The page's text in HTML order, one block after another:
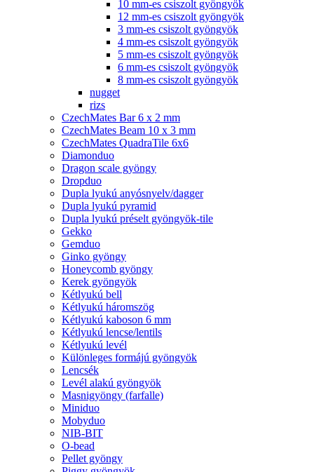
10 mm-es csiszolt gyöngyök
12 mm-es csiszolt gyöngyök
3 mm-es csiszolt gyöngyök
4 mm-es csiszolt gyöngyök
5 mm-es csiszolt gyöngyök
6 mm-es csiszolt gyöngyök
8 mm-es csiszolt gyöngyök
nugget
rizs
CzechMates Bar 6 x 2 mm
CzechMates Beam 10 x 3 mm
CzechMates QuadraTile 6x6
Diamonduo
Dragon scale gyöngy
Dropduo
Dupla lyukú anyósnyelv/dagger
Dupla lyukú pyramid
Dupla lyukú préselt gyöngyök-tile
Gekko
Gemduo
Ginko gyöngy
Honeycomb gyöngy
Kerek gyöngyök
Kétlyukú bell
Kétlyukú háromszög
Kétlyukú kaboson 6 mm
Kétlyukú lencse/lentils
Kétlyukú levél
Különleges formájú gyöngyök
Lencsék
Levél alakú gyöngyök
Masnigyöngy (farfalle)
Miniduo
Mobyduo
NIB-BIT
O-bead
Pellet gyöngy